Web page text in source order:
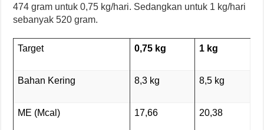
474 gram untuk 0,75 kg/hari. Sedangkan untuk 1 kg/hari
sebanyak 520 gram.
Target 0,75 kg 1 kg
Bahan Kering 8,3 kg 8,5 kg
ME (Mcal) 17,66 20,38